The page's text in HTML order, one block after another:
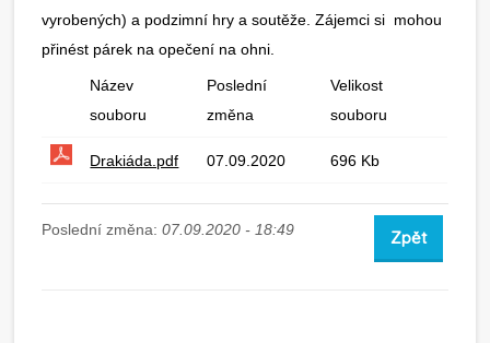
vyrobených) a podzimní hry a soutěže. Zájemci si mohou
přinést párek na opečení na ohni.
Název
souboru
Poslední
změna
Velikost
souboru
Drakiáda.pdf 07.09.2020 696 Kb
Poslední změna:07.09.2020 - 18:49 Zpět